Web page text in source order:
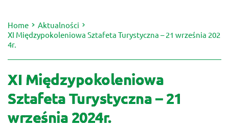
Home
Aktualności
XI Międzypokoleniowa Sztafeta Turystyczna – 21 września 202
4r.
XI Międzypokoleniowa
Sztafeta Turystyczna – 21
września 2024r.